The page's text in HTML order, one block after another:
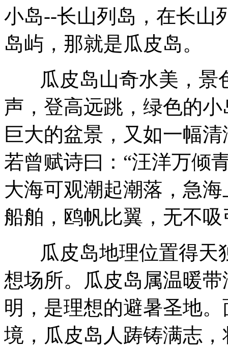
小岛--长山列岛，在长山
岛屿，那就是瓜皮岛。
瓜皮岛山奇水美，景
声，登高远跳，绿色的
巨大的盆景，又如一幅
若曾赋诗曰：“汪洋万倾
大海可观潮起潮落，急
船舶，鸥帆比翼，无不
瓜皮岛地理位置得天
想场所。瓜皮岛属温暖
明，是理想的避暑圣地
境，瓜皮岛人踌铸满志